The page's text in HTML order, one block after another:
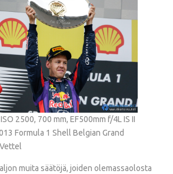
2500, 700 mm, EF500mm f/4L IS II
Formula 1 Shell Belgian Grand
muita säätöjä, joiden olemassaolosta